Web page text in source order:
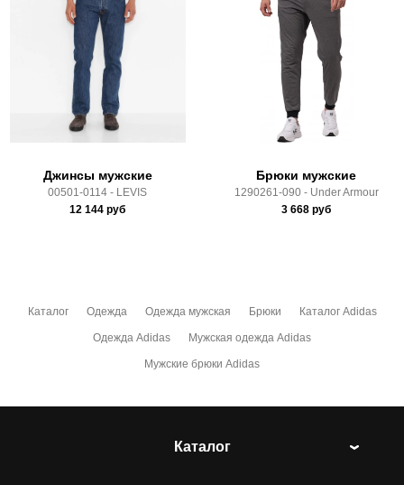
Доставка по России всеми транспортными ТК, а также с
Почтой Росии и СДЭК.
Здесь вы можете более детально ознакомиться с
условиямиоплаты
Джинсы мужские
00501-0114 - LEVIS
12 144 руб
Брюки мужские
1290261-090 - Under Armour
3 668 руб
Каталог Одежда Одежда мужская Брюки Каталог Adidas
Одежда Adidas Мужская одежда Adidas
Мужские брюки Adidas
Каталог